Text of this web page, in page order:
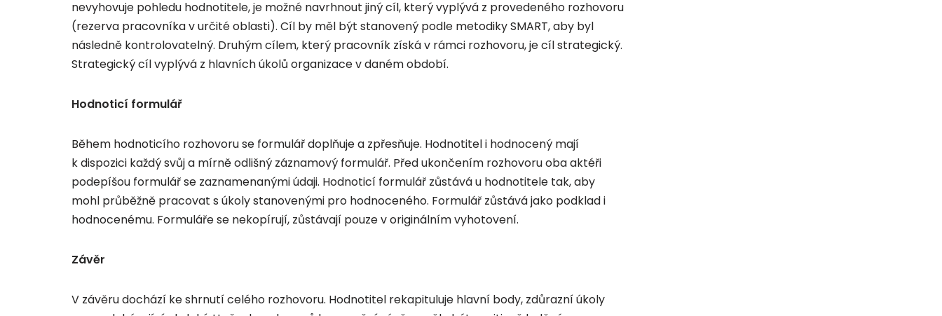
nevyhovuje pohledu hodnotitele, je možné navrhnout jiný cíl, který vyplývá z provedeného rozhovoru
(rezerva pracovníka v určité oblasti). Cíl by měl být stanovený podle metodiky SMART, aby byl
následně kontrolovatelný. Druhým cílem, který pracovník získá v rámci rozhovoru, je cíl strategický.
Strategický cíl vyplývá z hlavních úkolů organizace v daném období.
Hodnoticí formulář
Během hodnoticího rozhovoru se formulář doplňuje a zpřesňuje. Hodnotitel i hodnocený mají
k dispozici každý svůj a mírně odlišný záznamový formulář. Před ukončením rozhovoru oba aktéři
podepíšou formulář se zaznamenanými údaji. Hodnoticí formulář zůstává u hodnotitele tak, aby
mohl průběžně pracovat s úkoly stanovenými pro hodnoceného. Formulář zůstává jako podklad i
hodnocenému. Formuláře se nekopírují, zůstávají pouze v originálním vyhotovení.
Závěr
V závěru dochází ke shrnutí celého rozhovoru. Hodnotitel rekapituluje hlavní body, zdůrazní úkoly